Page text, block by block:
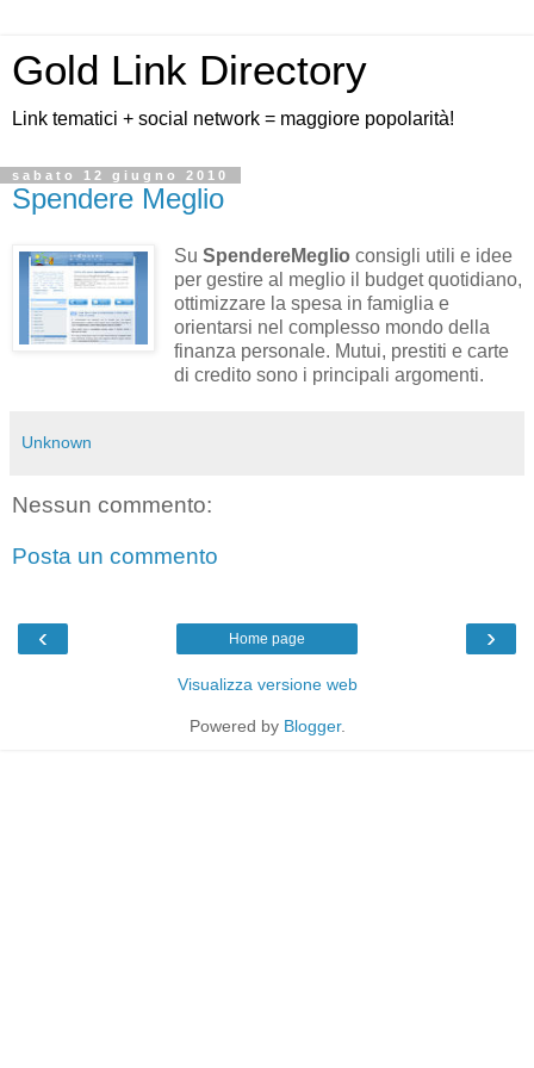
Gold Link Directory
Link tematici + social network = maggiore popolarità!
sabato 12 giugno 2010
Spendere Meglio
Su SpendereMeglio consigli utili e idee
per gestire al meglio il budget quotidiano,
ottimizzare la spesa in famiglia e
orientarsi nel complesso mondo della
finanza personale. Mutui, prestiti e carte
di credito sono i principali argomenti.
Unknown
Nessun commento:
Posta un commento
‹ ›
Home page
Visualizza versione web
Powered by Blogger.